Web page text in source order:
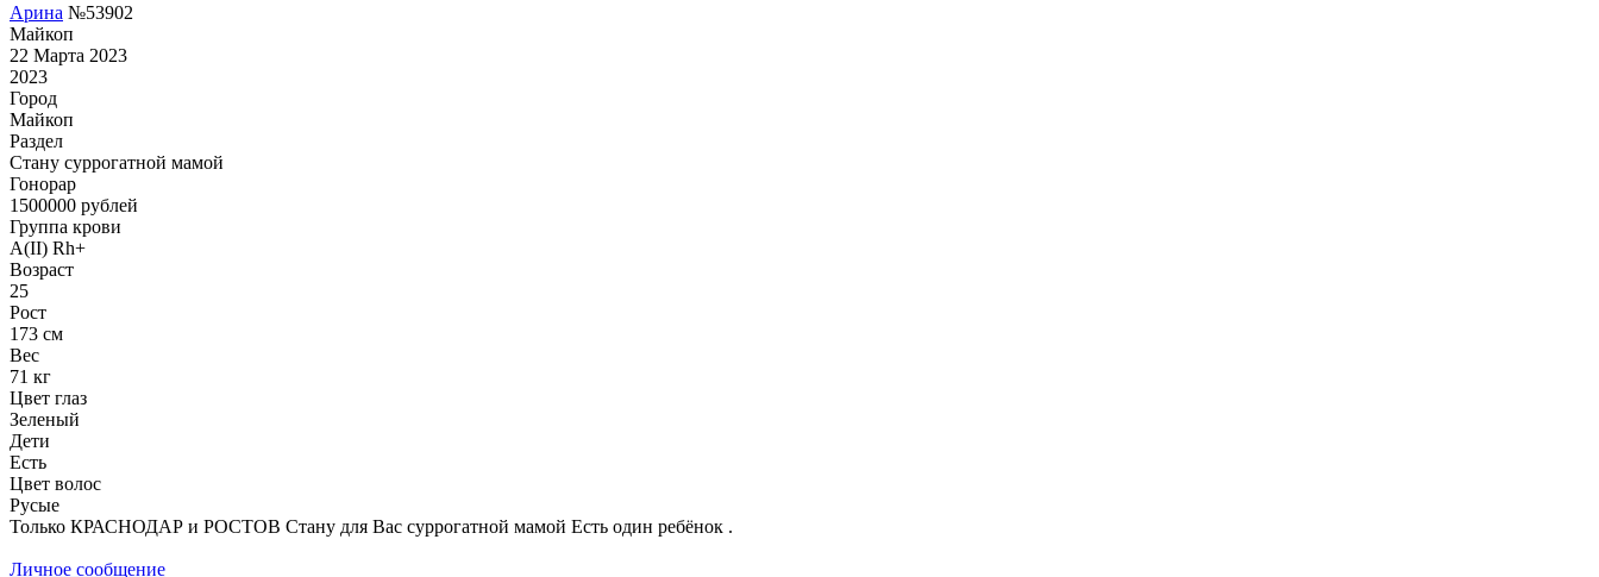
Арина №53902
Майкоп
22 Марта 2023
2023
Город
Майкоп
Раздел
Cтану суррогатной мамой
Гонoрар
1500000 рублей
Группа крови
A(II) Rh+
Возраст
25
Рост
173 см
Вес
71 кг
Цвет глаз
Зеленый
Дети
Есть
Цвет волос
Русые
Только КРАСНОДАР и РОСТОВ Стану для Вас суррогатной мамой Есть один ребёнок .
Личное сообщение